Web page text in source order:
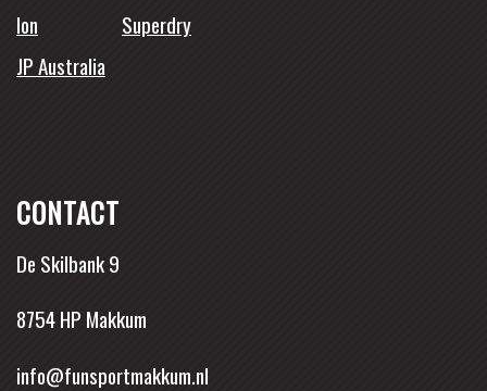
Ion
Superdry
JP Australia
CONTACT
De Skilbank 9
8754 HP Makkum
info@funsportmakkum.nl